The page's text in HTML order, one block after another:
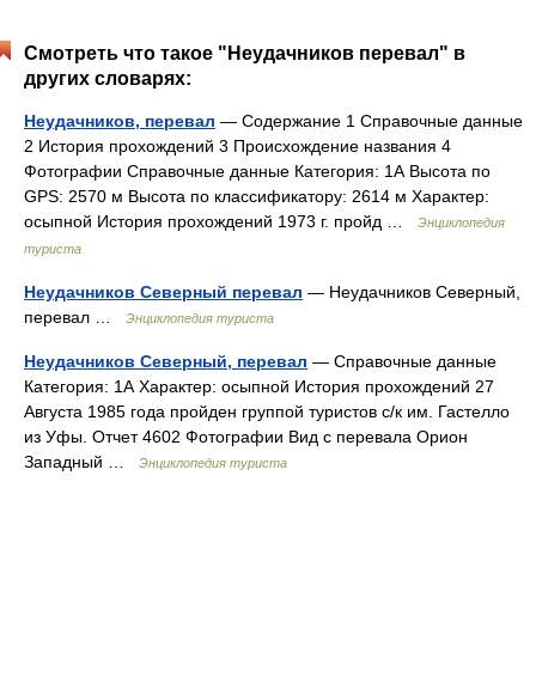
Смотреть что такое "Неудачников перевал" в
других словарях:
Неудачников, перевал — Содержание 1 Справочные данные
2 История прохождений 3 Происхождение названия 4
Фотографии Справочные данные Категория: 1А Высота по
GPS: 2570 м Высота по классификатору: 2614 м Характер:
осыпной История прохождений 1973 г. пройд …
Энциклопедия
туриста
Неудачников Северный перевал — Неудачников Северный,
перевал …
Энциклопедия туриста
Неудачников Северный, перевал — Справочные данные
Категория: 1А Характер: осыпной История прохождений 27
Августа 1985 года пройден группой туристов с/к им. Гастелло
из Уфы. Отчет 4602 Фотографии Вид с перевала Орион
Западный …
Энциклопедия туриста